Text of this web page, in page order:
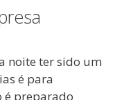
noite ter sido um
é para
é preparado